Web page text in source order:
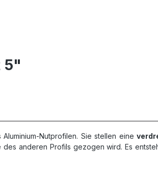
5"
Nutprofilen. Sie stellen eine
anderen Profils gezogen wird. Es